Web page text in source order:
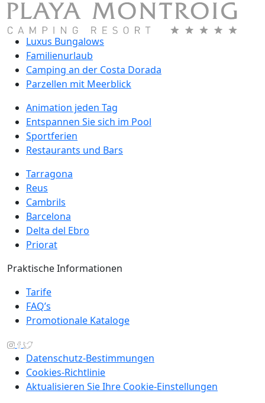
Luxus Bungalows
Familienurlaub
Camping an der Costa Dorada
Parzellen mit Meerblick
Animation jeden Tag
Entspannen Sie sich im Pool
Sportferien
Restaurants und Bars
Tarragona
Reus
Cambrils
Barcelona
Delta del Ebro
Priorat
Praktische Informationen
Tarife
FAQ’s
Promotionale Kataloge
Datenschutz-Bestimmungen
Cookies-Richtlinie
Aktualisieren Sie Ihre Cookie-Einstellungen